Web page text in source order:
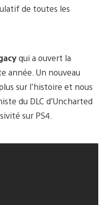
de toutes les
qui a ouvert la
année. Un nouveau
sur l’histoire et nous
du DLC d’Uncharted
sur PS4.